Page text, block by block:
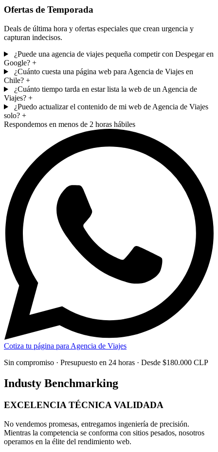
Ofertas de Temporada
Deals de última hora y ofertas especiales que crean urgencia y
capturan indecisos.
¿Puede una agencia de viajes pequeña competir con Despegar en
Google? +
¿Cuánto cuesta una página web para Agencia de Viajes en
Chile? +
¿Cuánto tiempo tarda en estar lista la web de un Agencia de
Viajes? +
¿Puedo actualizar el contenido de mi web de Agencia de Viajes
solo? +
Respondemos en menos de 2 horas hábiles
Cotiza tu página para Agencia de Viajes
Sin compromiso · Presupuesto en 24 horas · Desde $180.000 CLP
Industy Benchmarking
EXCELENCIA TÉCNICA VALIDADA
No vendemos promesas, entregamos ingeniería de precisión.
Mientras la competencia se conforma con sitios pesados, nosotros
operamos en la élite del rendimiento web.